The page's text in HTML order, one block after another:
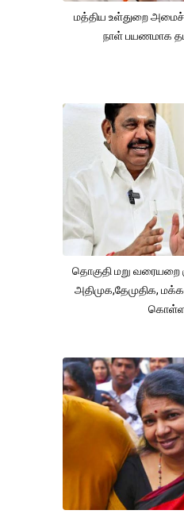
மத்திய உள்துறை
நாள் பயணமாக
தொகுதி மறு வரையறை
அதிமுக,தேமுதிக,